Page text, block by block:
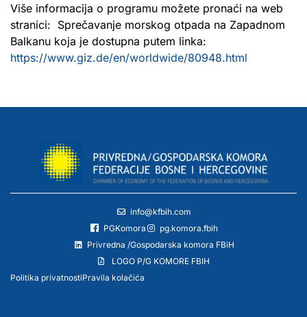
Više informacija o programu možete pronaći na web
stranici: Sprečavanje morskog otpada na Zapadnom
Balkanu koja je dostupna putem linka:
https://www.giz.de/en/worldwide/80948.html
info@kfbih.com
PGKomora
pg.komora.fbih
Privredna /Gospodarska komora FBiH
LOGO P/G KOMORE FBIH
Politika privatnostiPravila kolačića